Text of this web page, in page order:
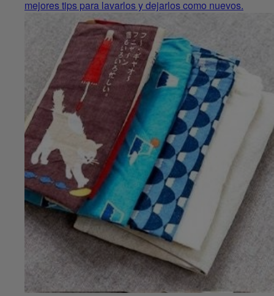
mejores tips para lavarlos y dejarlos como nuevos.